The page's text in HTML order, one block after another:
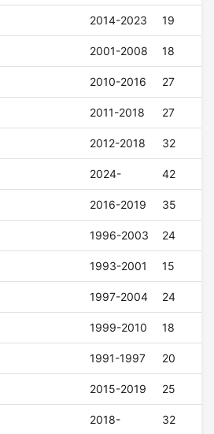
2014-2023 19
2001-2008 18
2010-2016 27
2011-2018 27
2012-2018 32
2024- 42
2016-2019 35
1996-2003 24
1993-2001 15
1997-2004 24
1999-2010 18
1991-1997 20
2015-2019 25
2018- 32